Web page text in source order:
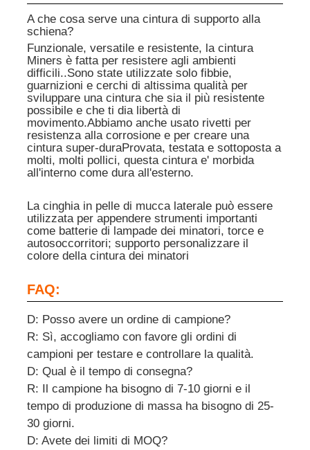
A che cosa serve una cintura di supporto alla
schiena?
Funzionale, versatile e resistente, la cintura
Miners è fatta per resistere agli ambienti
difficili..Sono state utilizzate solo fibbie,
guarnizioni e cerchi di altissima qualità per
sviluppare una cintura che sia il più resistente
possibile e che ti dia libertà di
movimento.Abbiamo anche usato rivetti per
resistenza alla corrosione e per creare una
cintura super-duraProvata, testata e sottoposta a
molti, molti pollici, questa cintura e' morbida
all'interno come dura all'esterno.
La cinghia in pelle di mucca laterale può essere
utilizzata per appendere strumenti importanti
come batterie di lampade dei minatori, torce e
autosoccorritori; supporto personalizzare il
colore della cintura dei minatori
FAQ:
D: Posso avere un ordine di campione?
R: Sì, accogliamo con favore gli ordini di
campioni per testare e controllare la qualità.
D: Qual è il tempo di consegna?
R: Il campione ha bisogno di 7-10 giorni e il
tempo di produzione di massa ha bisogno di 25-
30 giorni.
D: Avete dei limiti di MOQ?